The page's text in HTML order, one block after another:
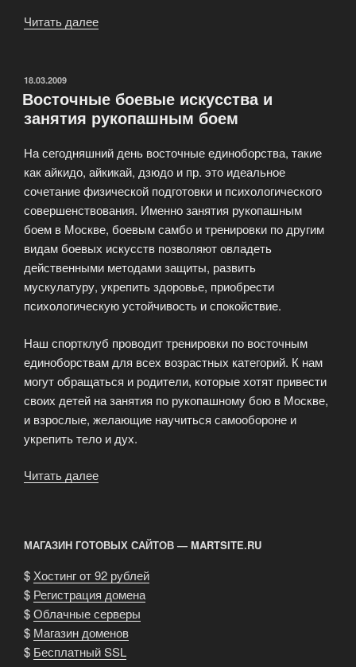
Читать далее
тренером»
ОПУБЛИКОВАНО
18.03.2009
Восточные боевые искусства и
занятия рукопашным боем
На сегодняшний день восточные единоборства, такие
как айкидо, айкикай, дзюдо и пр. это идеальное
сочетание физической подготовки и психологического
совершенствования. Именно занятия рукопашным
боем в Москве, боевым самбо и тренировки по другим
видам боевых искусств позволяют овладеть
действенными методами защиты, развить
мускулатуру, укрепить здоровье, приобрести
психологическую устойчивость и спокойствие.
Наш спортклуб проводит тренировки по восточным
единоборствам для всех возрастных категорий. К нам
могут обращаться и родители, которые хотят привести
своих детей на занятия по рукопашному бою в Москве,
и взрослые, желающие научиться самообороне и
укрепить тело и дух.
Читать далее
занятия
рукопашным
боем»
МАГАЗИН ГОТОВЫХ САЙТОВ — MARTSITE.RU
$Хостинг от 92 рублей
$ Регистрация домена
$Облачные серверы
$ Магазин доменов
$ Бесплатный SSL